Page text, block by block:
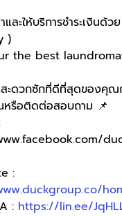
ละให้บริการชำระเงินด้ว
)
the best
สะดวกซักที่ดีที่สุดของคุ
หรือติดต่อสอบถาม 📌
:
: https://lin.ee/